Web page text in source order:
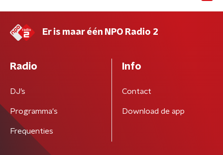
Er is maar één NPO Radio 2
Radio
DJ’s
Programma's
Frequenties
Info
Contact
Download de app